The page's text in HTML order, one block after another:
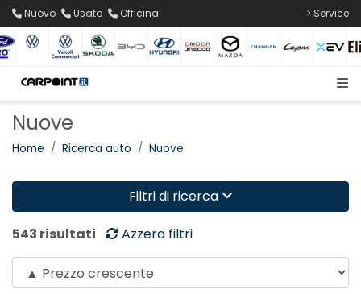
Nuovo Usato Officina > Service
Nuove
Home Ricerca auto Nuove
Filtri di ricerca
543 risultati Azzera filtri